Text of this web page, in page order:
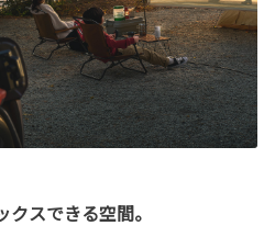
スできる空間。